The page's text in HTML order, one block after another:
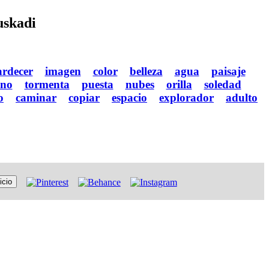
imagen color belleza agua
paisaje
tormenta puesta nubes orilla
soledad
caminar copiar espacio explorador
adulto